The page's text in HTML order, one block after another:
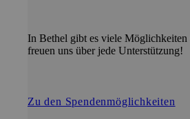
In Bethel gibt es viele Möglichkeiten
freuen uns über jede Unterstützung!
Zu den Spendenmöglichkeiten